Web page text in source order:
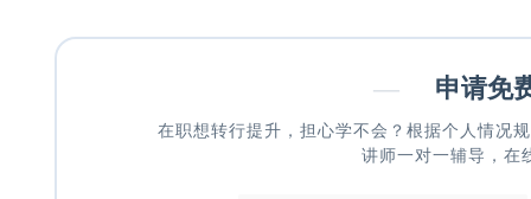
— 申请免
在职想转行提升，担心学不会？根据个人情况
讲师一对一辅导，在